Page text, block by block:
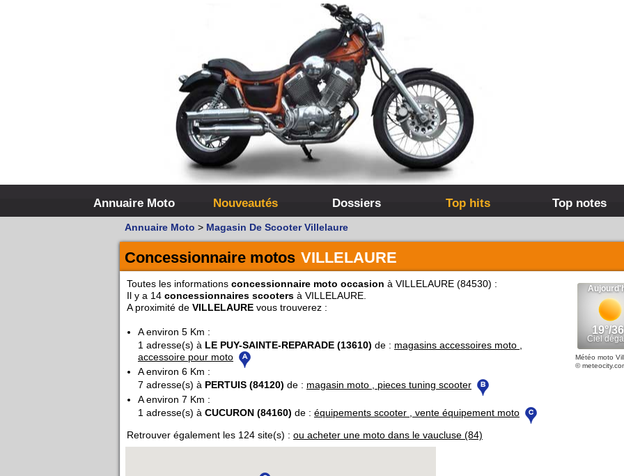
Annuaire Moto Nouveautés Dossiers Top hits Top notes
Annuaire Moto > Magasin De Scooter Villelaure
Concessionnaire motos VILLELAURE
Toutes les informations concessionnaire moto occasion à VILLELAURE (84530) :
Il y a 14 concessionnaires scooters à VILLELAURE.
A proximité de VILLELAURE vous trouverez :
A environ 5 Km :
1 adresse(s) à LE PUY-SAINTE-REPARADE (13610) de : magasins accessoires moto ,
accessoire pour moto
A environ 6 Km :
7 adresse(s) à PERTUIS (84120) de : magasin moto , pieces tuning scooter
A environ 7 Km :
1 adresse(s) à CUCURON (84160) de : équipements scooter , vente équipement moto
Retrouver également les 124 site(s) : ou acheter une moto dans le vaucluse (84)
Météo moto
©